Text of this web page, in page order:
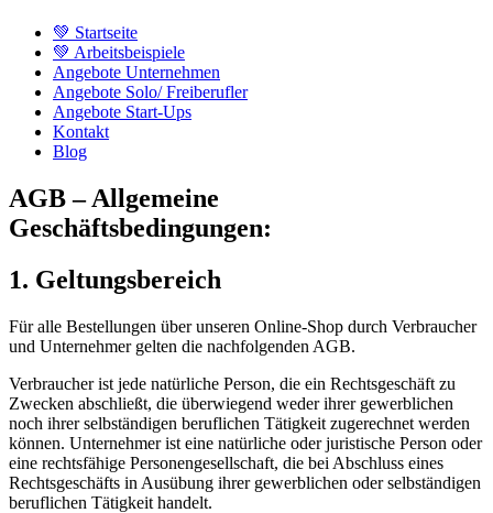
💚 Startseite
💚 Arbeitsbeispiele
Angebote Unternehmen
Angebote Solo/ Freiberufler
Angebote Start-Ups
Kontakt
Blog
AGB – Allgemeine
Geschäftsbedingungen:
1. Geltungsbereich
Für alle Bestellungen über unseren Online-Shop durch Verbraucher
und Unternehmer gelten die nachfolgenden AGB.
Verbraucher ist jede natürliche Person, die ein Rechtsgeschäft zu
Zwecken abschließt, die überwiegend weder ihrer gewerblichen
noch ihrer selbständigen beruflichen Tätigkeit zugerechnet werden
können. Unternehmer ist eine natürliche oder juristische Person oder
eine rechtsfähige Personengesellschaft, die bei Abschluss eines
Rechtsgeschäfts in Ausübung ihrer gewerblichen oder selbständigen
beruflichen Tätigkeit handelt.